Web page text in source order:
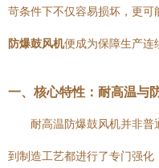
苛条件下不仅容易损坏，更可
防爆鼓风机便成为保障生产连
一、核心特性：耐高温与
耐高温防爆鼓风机并非
到制造工艺都进行了专门强化